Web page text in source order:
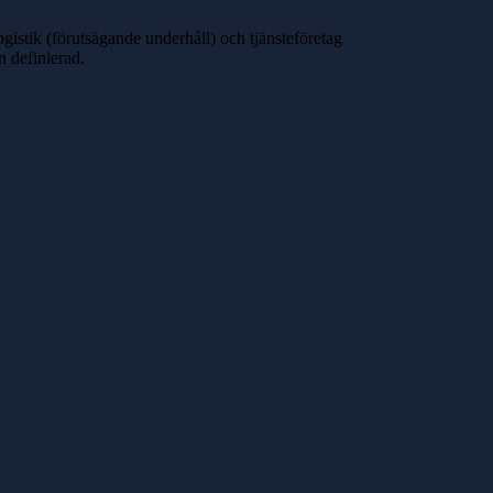
(förutsägande underhåll) och tjänsteföretag
definierad.